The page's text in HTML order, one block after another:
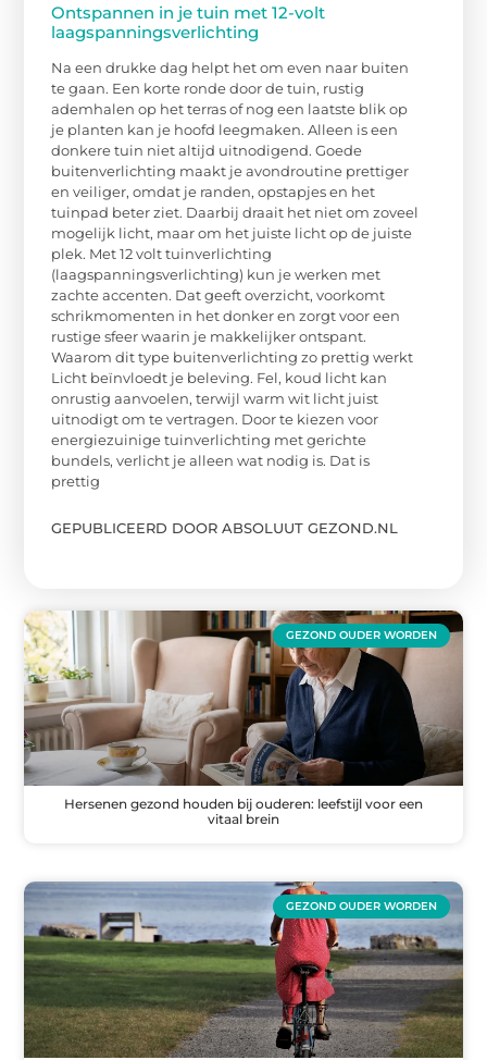
Ontspannen in je tuin met 12-volt
laagspanningsverlichting
Na een drukke dag helpt het om even naar buiten
te gaan. Een korte ronde door de tuin, rustig
ademhalen op het terras of nog een laatste blik op
je planten kan je hoofd leegmaken. Alleen is een
donkere tuin niet altijd uitnodigend. Goede
buitenverlichting maakt je avondroutine prettiger
en veiliger, omdat je randen, opstapjes en het
tuinpad beter ziet. Daarbij draait het niet om zoveel
mogelijk licht, maar om het juiste licht op de juiste
plek. Met 12 volt tuinverlichting
(laagspanningsverlichting) kun je werken met
zachte accenten. Dat geeft overzicht, voorkomt
schrikmomenten in het donker en zorgt voor een
rustige sfeer waarin je makkelijker ontspant.
Waarom dit type buitenverlichting zo prettig werkt
Licht beïnvloedt je beleving. Fel, koud licht kan
onrustig aanvoelen, terwijl warm wit licht juist
uitnodigt om te vertragen. Door te kiezen voor
energiezuinige tuinverlichting met gerichte
bundels, verlicht je alleen wat nodig is. Dat is
prettig
GEPUBLICEERD DOOR ABSOLUUT GEZOND.NL
GEZOND OUDER WORDEN
Hersenen gezond houden bij ouderen: leefstijl voor een
vitaal brein
GEZOND OUDER WORDEN